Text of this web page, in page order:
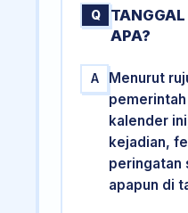
Q
APA?
A
Menurut
kalender
kejadian,
peringatan
apapun di